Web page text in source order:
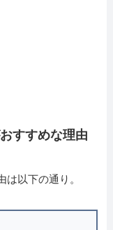
すすめな理由
以下の通り。